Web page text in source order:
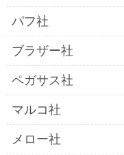
パフ社
ブラザー社
ペガサス社
マルコ社
メロー社